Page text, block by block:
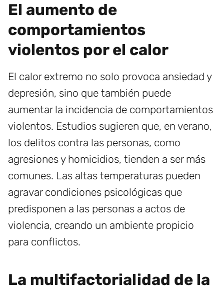
El aumento de
comportamientos
violentos por el calor
El calor extremo no solo provoca ansiedad y
depresión, sino que también puede
aumentar la incidencia de comportamientos
violentos. Estudios sugieren que, en verano,
los delitos contra las personas, como
agresiones y homicidios, tienden a ser más
comunes. Las altas temperaturas pueden
agravar condiciones psicológicas que
predisponen a las personas a actos de
violencia, creando un ambiente propicio
para conflictos.
La multifactorialidad de la